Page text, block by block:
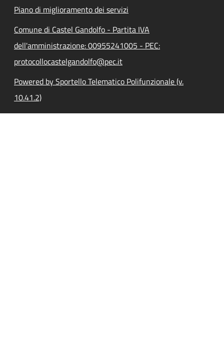
Piano di miglioramento dei servizi
Comune di Castel Gandolfo - Partita IVA
dell'amministrazione: 00955241005 - PEC:
protocollocastelgandolfo@pec.it
Powered by Sportello Telematico Polifunzionale (v.
10.41.2)